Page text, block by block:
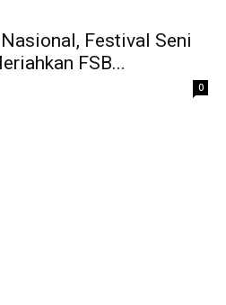
Festival Seni
FSB...
0